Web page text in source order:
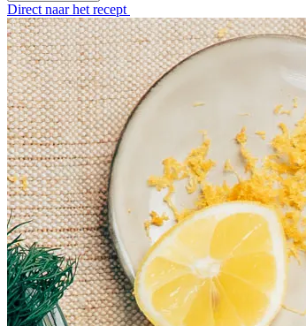
Direct naar het recept